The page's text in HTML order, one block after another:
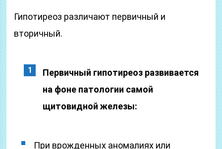
Гипотиреоз различают первичный и
вторичный.
Первичный гипотиреоз развивается
на фоне патологии самой
щитовидной железы:
При врожденных аномалиях или